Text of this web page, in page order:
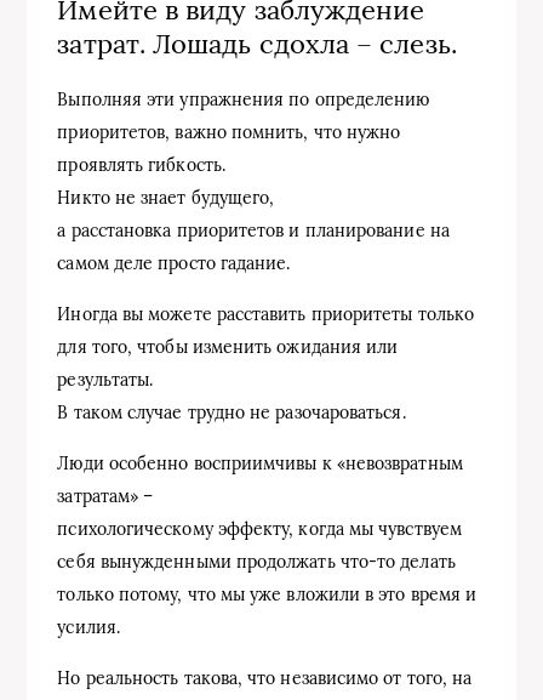
Имейте в виду заблуждение
затрат. Лошадь сдохла – слезь.
Выполняя эти упражнения по определению
приоритетов, важно помнить, что нужно
проявлять гибкость.
Никто не знает будущего,
а расстановка приоритетов и планирование на
самом деле просто гадание.
Иногда вы можете расставить приоритеты только
для того, чтобы изменить ожидания или
результаты.
В таком случае трудно не разочароваться.
Люди особенно восприимчивы к «невозвратным
затратам» –
психологическому эффекту, когда мы чувствуем
себя вынужденными продолжать что-то делать
только потому, что мы уже вложили в это время и
усилия.
Но реальность такова, что независимо от того, на